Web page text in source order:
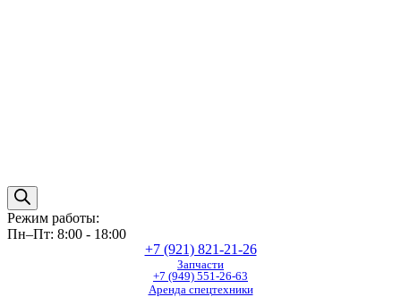
Режим работы:
Пн–Пт: 8:00 - 18:00
+7 (921) 821-21-26
Запчасти
+7 (949) 551-26-63
Аренда спецтехники